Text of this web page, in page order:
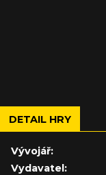
DETAIL HRY
Vývojář:
Vydavatel: